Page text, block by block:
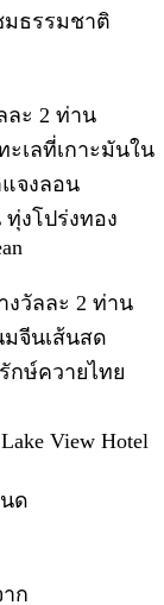
ธรรมชาติ
ละ 2 ท่าน
เลที่เกาะมันใน
จงลอน
งโปร่งทอง
งวัลละ 2 ท่าน
จีนเส้นสด
ษ์ควายไทย
View Hotel
ด
ก